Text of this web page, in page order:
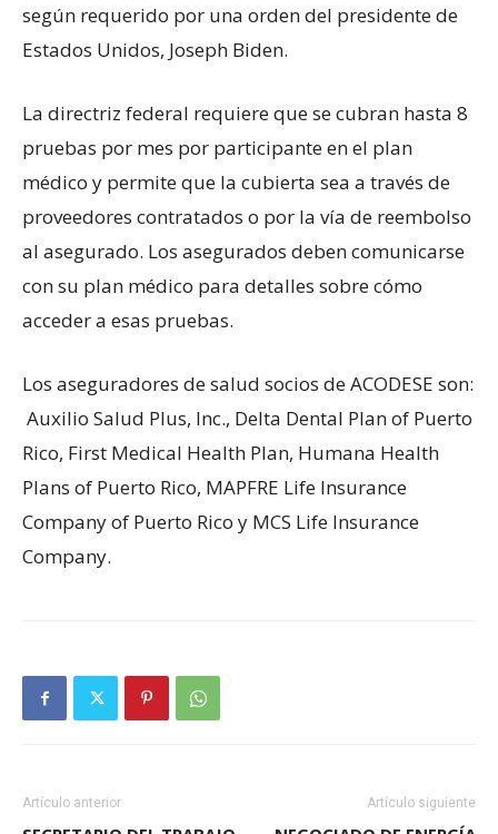
según requerido por una orden del presidente de
Estados Unidos, Joseph Biden.
La directriz federal requiere que se cubran hasta 8
pruebas por mes por participante en el plan
médico y permite que la cubierta sea a través de
proveedores contratados o por la vía de reembolso
al asegurado. Los asegurados deben comunicarse
con su plan médico para detalles sobre cómo
acceder a esas pruebas.
Los aseguradores de salud socios de ACODESE son:
Auxilio Salud Plus, Inc., Delta Dental Plan of Puerto
Rico, First Medical Health Plan, Humana Health
Plans of Puerto Rico, MAPFRE Life Insurance
Company of Puerto Rico y MCS Life Insurance
Company.
Artículo anterior Artículo siguiente